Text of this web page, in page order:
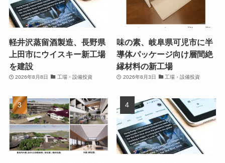
軽井沢蒸留酒製造、長野県
上田市にウイスキー新工場
を建設
2026年8月8日 工場・設備投資
味の素、岐阜県可児市に半
導体パッケージ向け層間絶
縁材料の新工場
2026年8月3日 工場・設備投資